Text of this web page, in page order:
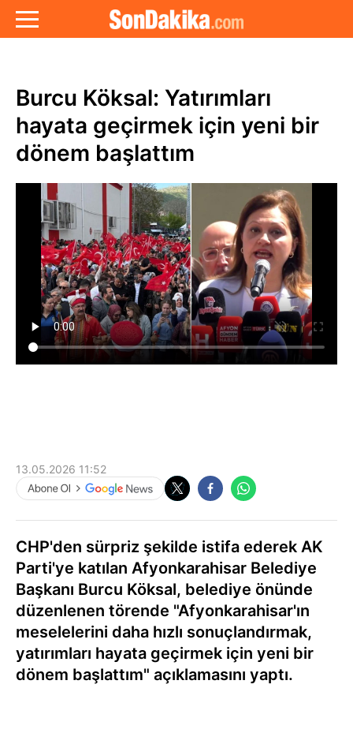
Burcu Köksal: Yatırımları
hayata geçirmek için yeni bir
dönem başlattım
13.05.2026 11:52
CHP'den sürpriz şekilde istifa ederek AK
Parti'ye katılan Afyonkarahisar Belediye
Başkanı Burcu Köksal, belediye önünde
düzenlenen törende "Afyonkarahisar'ın
meselelerini daha hızlı sonuçlandırmak,
yatırımları hayata geçirmek için yeni bir
dönem başlattım" açıklamasını yaptı.